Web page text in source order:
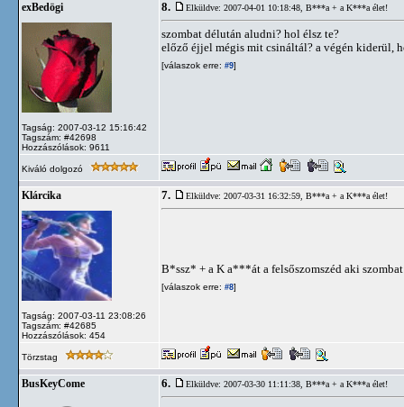
exBedögi
Tagság: 2007-03-12 15:16:42
Tagszám: #42698
Hozzászólások: 9611
8. Elküldve: 2007-04-01 10:18:48, B***a + a K***a élet!
szombat délután aludni? hol élsz te?
előző éjjel mégis mit csináltál? a végén kiderül,
[válaszok erre: #9]
Kiváló dolgozó
Klárcika
Tagság: 2007-03-11 23:08:26
Tagszám: #42685
Hozzászólások: 454
7. Elküldve: 2007-03-31 16:32:59, B***a + a K***a élet!
B*ssz* + a K a***át a felsőszomszéd aki
[válaszok erre: #8]
Törzstag
BusKeyCome 6. Elküldve: 2007-03-30 11:11:38, B***a + a K***a élet!